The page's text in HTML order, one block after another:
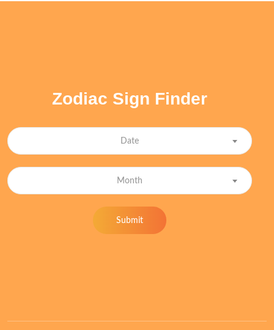
Zodiac Sign Finder
Date
Month
Submit